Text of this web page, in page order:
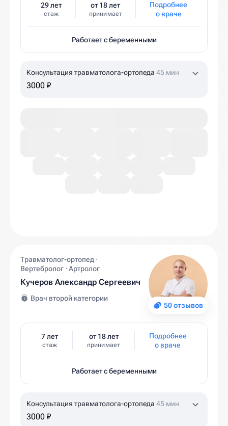
29 лет
стаж
от 18 лет
принимает
Подробнее
о враче
Работает с беременными
Консультация травматолога-ортопеда 45 мин
3000 ₽
50 отзывов
Травматолог-ортопед ·
Вертебролог · Артролог
Кучеров Александр Сергеевич
Врач второй категории
7 лет
стаж
от 18 лет
принимает
Подробнее
о враче
Работает с беременными
Консультация травматолога-ортопеда 45 мин
3000 ₽